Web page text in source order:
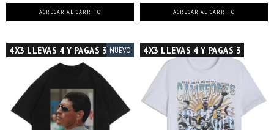
AGREGAR AL CARRITO AGREGAR AL CARRITO
4X3 LLEVAS 4 Y PAGAS 3 NUEVO 4X3 LLEVAS 4 Y PAGAS 3